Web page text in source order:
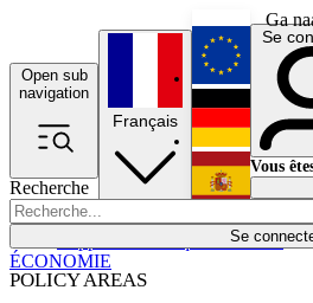
Ga
Open sub
navigation
Recherche
Se
POLICY AREAS
Économie
Français
English
Deutsch
Español
Se
Vous
ÉCONOMIE